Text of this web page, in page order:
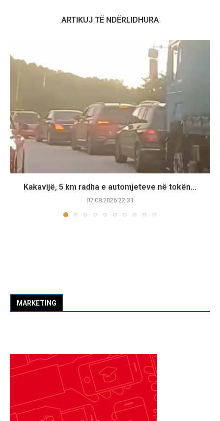
ARTIKUJ TË NDËRLIDHURA
Kakavijë, 5 km radha e automjeteve në tokën...
07.08.2026 22:31
MARKETING